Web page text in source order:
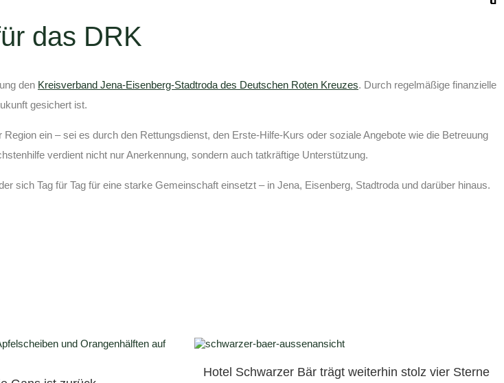
das DRK
den Kreisverband Jena-Eisenberg-Stadtroda des Deutschen Roten Kreuzes. Durch regelmäßige finanzielle
gesichert ist.
ein – sei es durch den Rettungsdienst, den Erste-Hilfe-Kurs oder soziale Angebote wie die Betreuung
verdient nicht nur Anerkennung, sondern auch tatkräftige Unterstützung.
sich Tag für Tag für eine starke Gemeinschaft einsetzt – in Jena, Eisenberg, Stadtroda und darüber hinaus.
Hotel Schwarzer Bär trägt weiterhin stolz vier Sterne